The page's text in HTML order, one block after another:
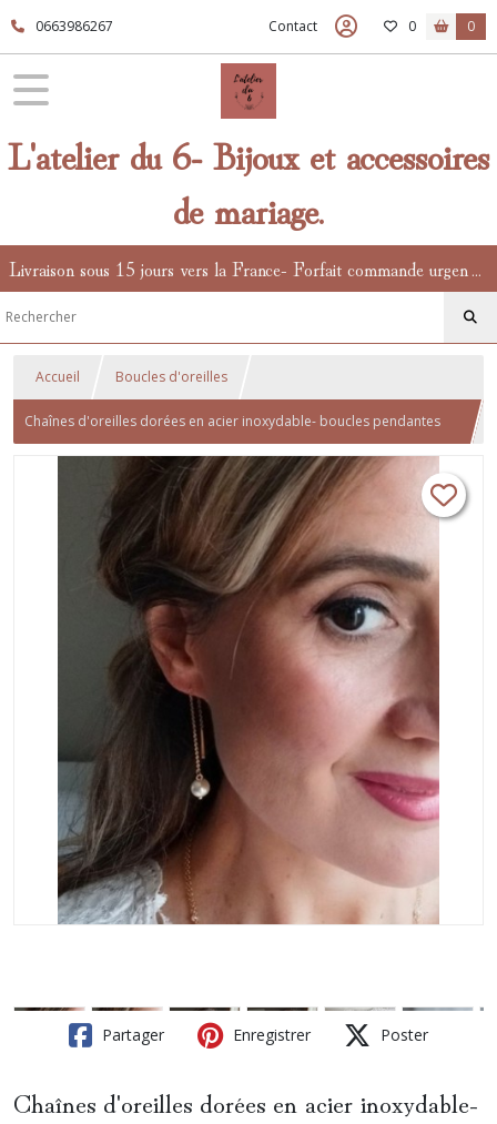
0663986267 Contact 0 0
L'atelier du 6- Bijoux et accessoires
de mariage.
Livraison sous 15 jours vers la France- Forfait commande urgente en supplément.
Accueil Boucles d'oreilles
Chaînes d'oreilles dorées en acier inoxydable- boucles pendantes
mariage à perles nacrées Pure Crystal- esprit minimaliste et chic.
Partager Enregistrer Poster
Chaînes d'oreilles dorées en acier inoxydable-